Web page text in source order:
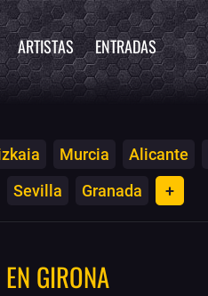
ARTISTAS ENTRADAS
Murcia Alicante
Sevilla Granada +
GIRONA